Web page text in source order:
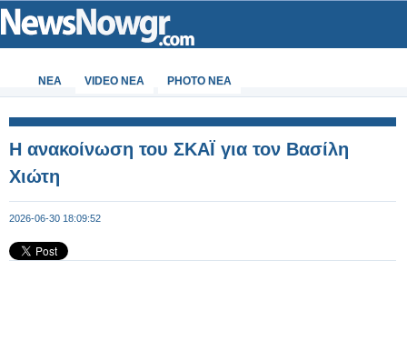
ΝΕΑ VIDEO NEA PHOTO NEA
Η ανακοίνωση του ΣΚΑΪ για τον Βασίλη
Χιώτη
2026-06-30 18:09:52